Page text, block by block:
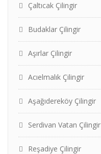
Çaltıcak Çilingir
Budaklar Çilingir
Aşırlar Çilingir
Acıelmalık Çilingir
Aşağıdereköy Çilingir
Serdivan Vatan Çilingir
Reşadiye Çilingir